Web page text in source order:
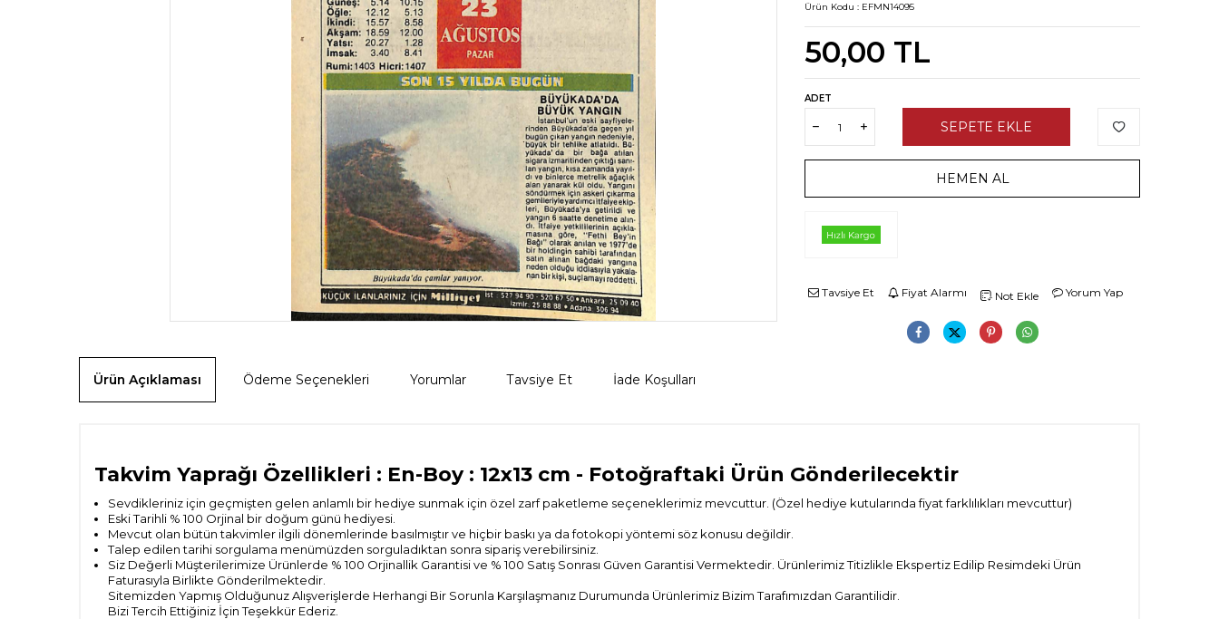
Ürün Kodu : EFMN14095
50,00 TL
ADET
SEPETE EKLE
HEMEN AL
Tavsiye Et Fiyat Alarmı Not Ekle Yorum Yap
Ürün Açıklaması Ödeme Seçenekleri Yorumlar Tavsiye Et İade Koşulları
Takvim Yaprağı Özellikleri : En-Boy : 12x13 cm - Fotoğraftaki Ürün Gönderilecektir
Sevdikleriniz için geçmişten gelen anlamlı bir hediye sunmak için özel zarf paketleme seçeneklerimiz mevcuttur. (Özel hediye kutularında fiyat farklılıkları mevcuttur)
Eski Tarihli % 100 Orjinal bir doğum günü hediyesi.
Mevcut olan bütün takvimler ilgili dönemlerinde basılmıştır ve hiçbir baskı ya da fotokopi yöntemi söz konusu değildir.
Talep edilen tarihi sorgulama menümüzden sorguladıktan sonra sipariş verebilirsiniz.
Siz Değerli Müşterilerimize Ürünlerde % 100 Orjinallik Garantisi ve % 100 Satış Sonrası Güven Garantisi Vermektedir. Ürünlerimiz Titizlikle Ekspertiz Edilip Resimdeki Ürün
Faturasıyla Birlikte Gönderilmektedir.
Sitemizden Yapmış Olduğunuz Alışverişlerde Herhangi Bir Sorunla Karşılaşmanız Durumunda Ürünlerimiz Bizim Tarafımızdan Garantilidir.
Bizi Tercih Ettiğiniz İçin Teşekkür Ederiz.